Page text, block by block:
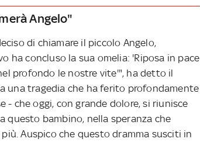
Angelo"
di chiamare il piccolo Angelo,
ha concluso la sua omelia: 'Riposa in pace
profondo le nostre vite'", ha detto il
una tragedia che ha ferito profondamente
- che oggi, con grande dolore, si riunisce
questo bambino, nella speranza che
Auspico che questo dramma susciti in